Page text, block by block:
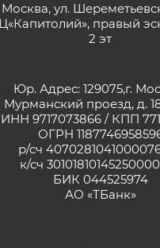
Москва, ул.
правый
2 эт
Юр. Адрес: 129075,г.
Мурманский проезд, д.
ИНН 9717073866 / КПП
ОГРН
р/сч
к/сч
БИК 044525974
АО «ТБанк»